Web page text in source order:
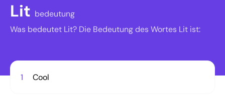
Lit bedeutung
Was bedeutet Lit? Die Bedeutung des Wortes Lit ist:
1 Cool